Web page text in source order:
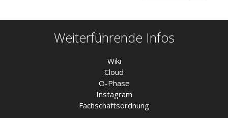
Weiterführende Infos
Wiki
Cloud
O-Phase
Instagram
Fachschaftsordnung